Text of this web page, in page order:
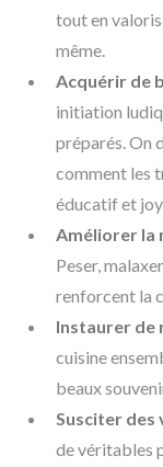
tout en
même.
Acquérir de
initiation
préparés. On
comment les
éducatif et
Améliorer la
Peser,
renforcent la
Instaurer de
cuisine
beaux
Susciter des
de véritables